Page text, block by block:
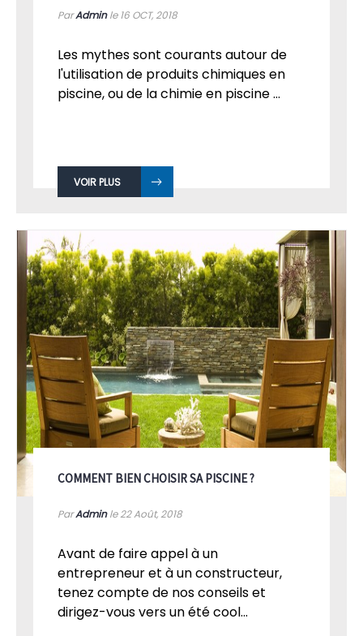
ParAdminle 16 OCT, 2018
Les mythes sont courants autour de
l'utilisation de produits chimiques en
piscine, ou de la chimie en piscine ...
VOIR PLUS
COMMENT BIEN CHOISIR SA PISCINE ?
ParAdminle 22Août, 2018
Avant de faire appel à un
entrepreneur et à un constructeur,
tenez compte de nos conseils et
dirigez-vous vers un été cool...